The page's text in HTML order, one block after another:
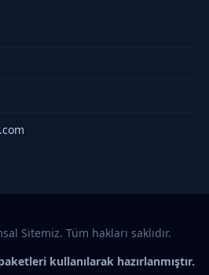
Sitemiz. Tüm hakları saklıdır.
kullanılarak hazırlanmıştır.